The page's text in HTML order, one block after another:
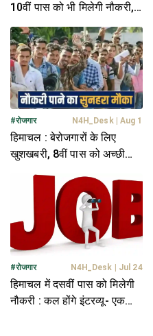
10वीं पास को भी मिलेगी नौकरी,
एक क्लिक में जानें डिटेल
#रोजगार N4H_Desk| Aug 1
हिमाचल : बेरोजगारों के लिए
खुशखबरी, 8वीं पास को अच्छी
सैलरी
#रोजगार N4H_Desk Jul 24
हिमाचल में दसवीं पास को मिलेगी
नौकरी : कल होंगे इंटरव्यू- एक